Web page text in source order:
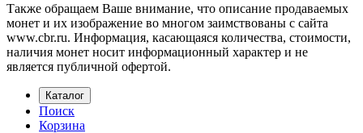
Также обращаем Ваше внимание, что описание продаваемых
монет и их изображение во многом заимствованы с сайта
www.cbr.ru. Информация, касающаяся количества, стоимости,
наличия монет носит информационный характер и не
является публичной офертой.
Каталог
Поиск
Корзина